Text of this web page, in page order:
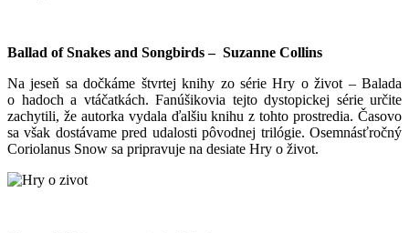
Ballad of Snakes and Songbirds – Suzanne Collins
Na jeseň sa dočkáme štvrtej knihy zo série Hry o život – Balada
o hadoch a vtáčatkách. Fanúšikovia tejto dystopickej série určite
zachytili, že autorka vydala ďalšiu knihu z tohto prostredia. Časovo
sa však dostávame pred udalosti pôvodnej trilógie. Osemnásťročný
Coriolanus Snow sa pripravuje na desiate Hry o život.